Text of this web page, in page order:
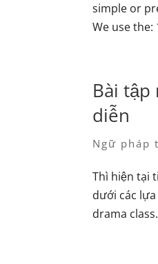
simple or
We use
Bài tập
diễn
Ngữ pháp
Thì hiện
dưới các lựa
drama